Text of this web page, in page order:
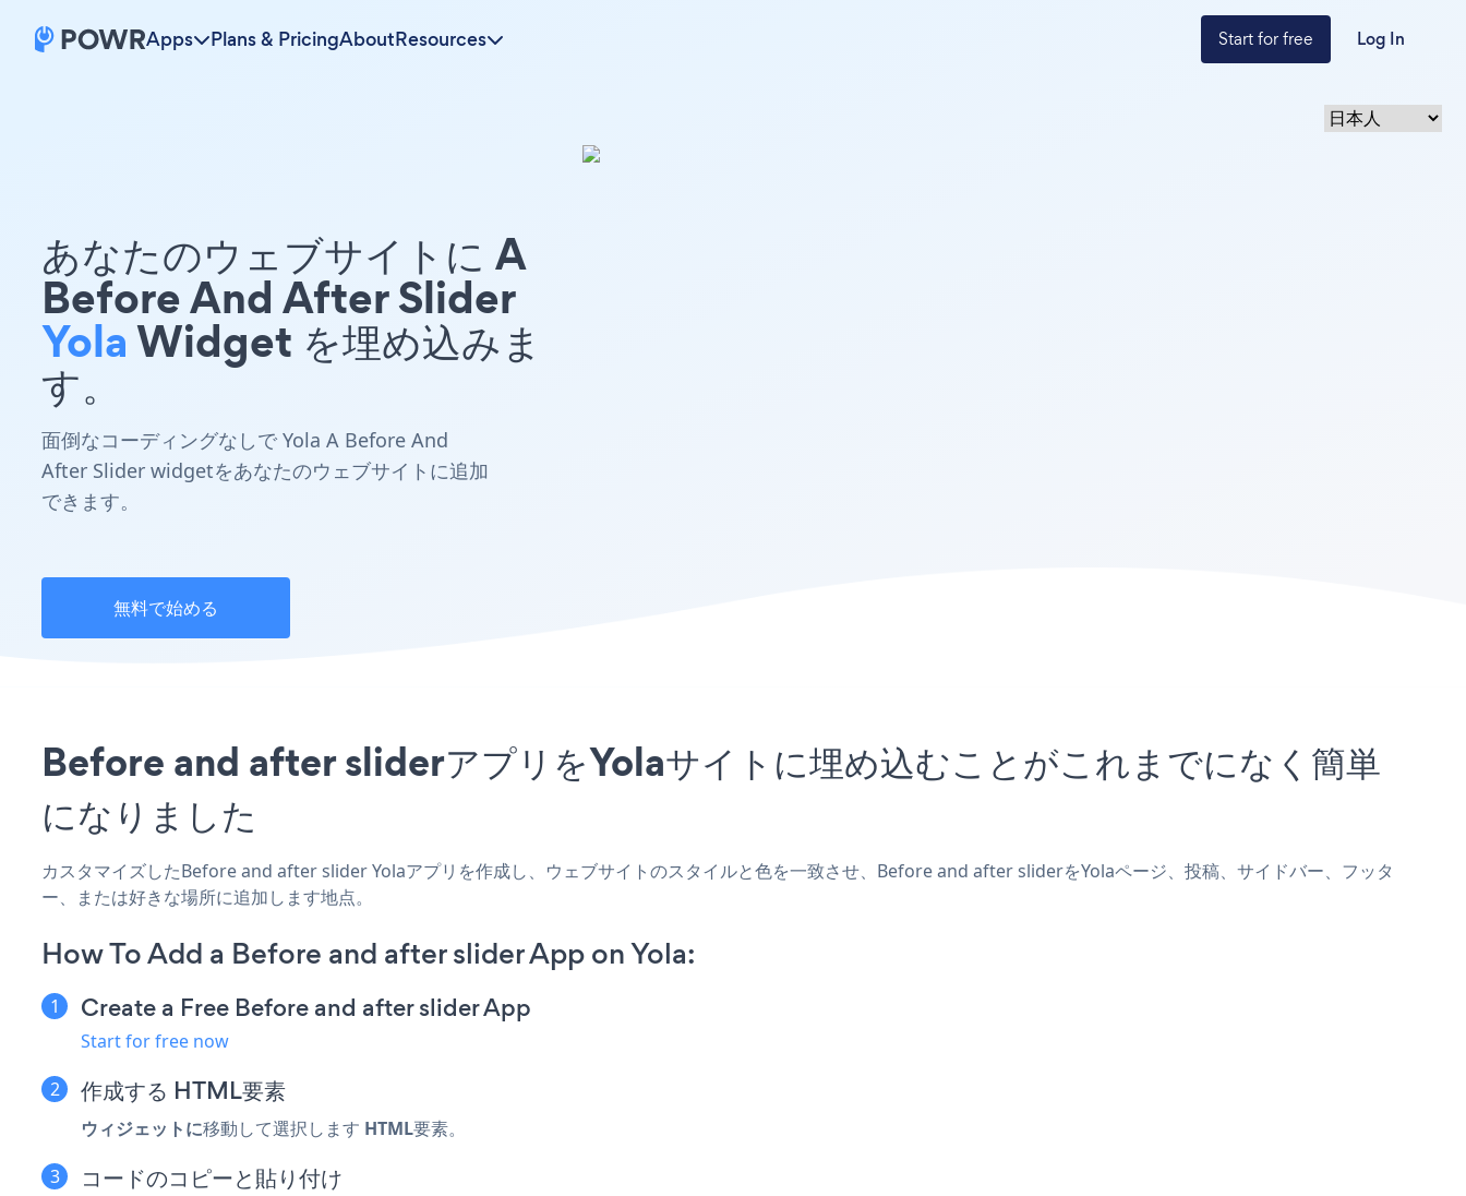
Apps Plans & PricingAboutResources Start for free Log In
あなたのウェブサイトに A
Before And After Slider
YolaWidget を埋め込みま
す。
面倒なコーディングなしで Yola A Before And
After Slider widgetをあなたのウェブサイトに追加
できます。
無料で始める
Before and after sliderアプリをYolaサイトに埋め込むことがこれまでになく簡単
になりました
カスタマイズしたBefore and after slider Yolaアプリを作成し、ウェブサイトのスタイルと色を一致させ、Before and after sliderをYolaページ、投稿、サイドバー、フッタ
ー、または好きな場所に追加します地点。
How To Add a Before and after slider App on Yola:
Create a Free Before and after slider App
Start for free now
作成する HTML要素
ウィジェットに移動して選択します HTML要素。
コードのコピーと貼り付け